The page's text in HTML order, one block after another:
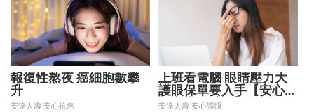
報復性熬夜 癌細胞數攀
升
安達人壽 安心抗癌
上班看電腦 眼睛壓力大
護眼保單要入手【安心護
眼定期眼睛險】
安達人壽 安心護眼